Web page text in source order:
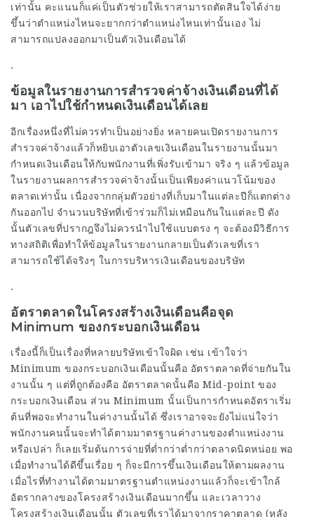
เท่านั้น คะแนนก็แค่เป็นตัวช่วยให้เราสามารถตัดสินใจได้ง่าย
ขึ้นว่าตำแหน่งไหนจะยากกว่าตำแหน่งไหนเท่านั้นเอง ไม่
สามารถแปลงออกมาเป็นตัวเงินเดือนได้
.
ข้อมูลในรายงานการสำรวจค่าจ้างเงินเดือนที่ได้
มา เอาไปใช้กำหนดเงินเดือนได้เลย
อีกเรื่องหนึ่งที่ไม่ควรทำเป็นอย่างยิ่ง หลายคนเปิดรายงานการ
สำรวจค่าจ้างแล้วก็หยิบเอาตัวเลขเงินเดือนในรายงานนั้นมา
กำหนดเงินเดือนให้กับพนักงานที่เพิ่งรับเข้ามา จริง ๆ แล้วข้อมูล
ในรายงานผลการสำรวจค่าจ้างนั้นเป็นเพียงค่าแนวโน้มของ
ตลาดเท่านั้น เนื่องจากกลุ่มตัวอย่างที่เก็บมาในแต่ละปีก็แตกต่าง
กันออกไป จำนวนบริษัทที่เข้าร่วมก็ไม่เหมือนกันในแต่ละปี ดัง
นั้นตัวเลขที่ปรากฎจึงไม่ควรนำไปใช้แบบตรง ๆ จะต้องมีวิธีการ
ทางสถิติเพื่อทำให้ข้อมูลในรายงานกลายเป็นตัวเลขที่เรา
สามารถใช้ได้จริงๆ ในการบริหารเงินเดือนของบริษัท
.
อัตราตลาดในโครงสร้างเงินเดือนคือจุด
Minimum ของกระบอกเงินเดือน
เรื่องนี้ก็เป็นเรื่องที่หลายบริษัทเข้าใจผิด เช่น เข้าใจว่า
Minimum ของกระบอกเงินเดือนนั้นคือ อัตราตลาดที่จ่ายกันใน
งานนั้น ๆ แต่ที่ถูกต้องคือ อัตราตลาดนั้นคือ Mid-point ของ
กระบอกเงินเดือน ส่วน Minimum นั้นเป็นการกำหนดอัตราเริ่ม
ต้นที่พอจะทำงานในค่างานนั้นได้ ซึ่งเราอาจจะยังไม่แน่ใจว่า
พนักงานคนนั้นจะทำได้ตามมาตรฐานค่างานของตำแหน่งงาน
หรือเปล่า ก็เลยเริ่มต้นการจ่ายที่ต่ำกว่าต่ำกว่าตลาดนิดหน่อย พอ
เมื่อทำงานได้ดีขึ้นเรื่อย ๆ ก็จะมีการขึ้นเงินเดือนให้ตามผลงาน
เมื่อไรที่ทำงานได้ตามมาตรฐานตำแหน่งงานแล้วก็จะเข้าใกล้
อัตรากลางของโครงสร้างเงินเดือนมากขึ้น และเวลาวาง
โครงสร้างเงินเดือนนั้น ตัวเลขที่เราได้มาจากราคาตลาด (หลัง